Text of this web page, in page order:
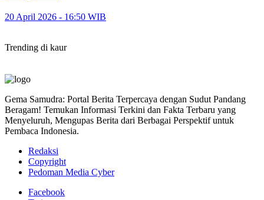
20 April 2026 - 16:50 WIB
Trending di kaur
Gema Samudra: Portal Berita Terpercaya dengan Sudut Pandang
Beragam! Temukan Informasi Terkini dan Fakta Terbaru yang
Menyeluruh, Mengupas Berita dari Berbagai Perspektif untuk
Pembaca Indonesia.
Redaksi
Copyright
Pedoman Media Cyber
Facebook